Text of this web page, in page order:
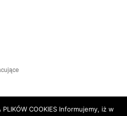
PLIKÓW COOKIES Informujemy, iż w